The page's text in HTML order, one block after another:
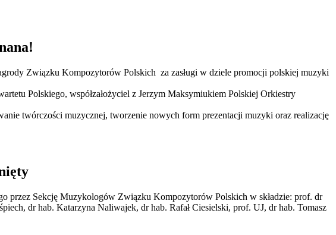
Związku Kompozytorów Polskich za zasługi w dziele promocji polskiej muzyki
Polskiego, współzałożyciel z Jerzym Maksymiukiem Polskiej Orkiestry
twórczości muzycznej, tworzenie nowych form prezentacji muzyki oraz realizację
przez Sekcję Muzykologów Związku Kompozytorów Polskich w składzie: prof. dr
dr hab. Katarzyna Naliwajek, dr hab. Rafał Ciesielski, prof. UJ, dr hab. Tomasz